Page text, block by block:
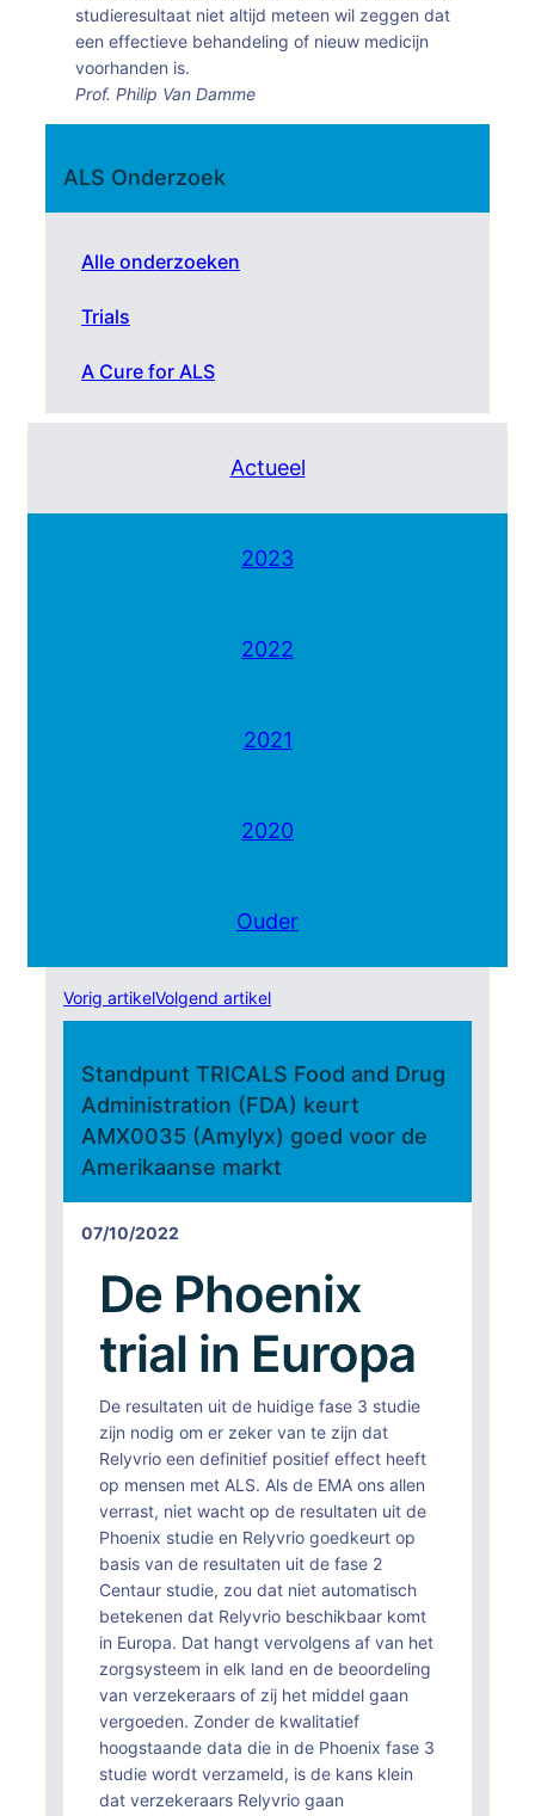
studieresultaat niet altijd meteen wil zeggen dat
een effectieve behandeling of nieuw medicijn
voorhanden is.
Prof. Philip Van Damme
ALS Onderzoek
Alle onderzoeken
Trials
A Cure for ALS
Actueel
2023
2022
2021
2020
Ouder
Vorig artikelVolgend artikel
Standpunt TRICALS Food and Drug
Administration (FDA) keurt
AMX0035 (Amylyx) goed voor de
Amerikaanse markt
07/10/2022
De Phoenix
trial in Europa
De resultaten uit de huidige fase 3 studie
zijn nodig om er zeker van te zijn dat
Relyvrio een definitief positief effect heeft
op mensen met ALS. Als de EMA ons allen
verrast, niet wacht op de resultaten uit de
Phoenix studie en Relyvrio goedkeurt op
basis van de resultaten uit de fase 2
Centaur studie, zou dat niet automatisch
betekenen dat Relyvrio beschikbaar komt
in Europa. Dat hangt vervolgens af van het
zorgsysteem in elk land en de beoordeling
van verzekeraars of zij het middel gaan
vergoeden. Zonder de kwalitatief
hoogstaande data die in de Phoenix fase 3
studie wordt verzameld, is de kans klein
dat verzekeraars Relyvrio gaan